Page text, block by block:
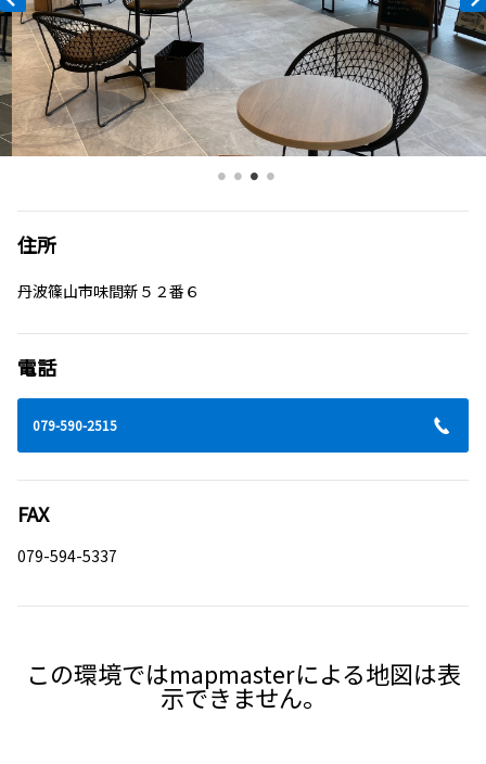
住所
丹波篠山市味間新５２番６
電話
079-590-2515
FAX
079-594-5337
この環境ではmapmasterによる地図は表
示できません。